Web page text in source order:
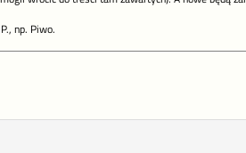
np. Piwo.